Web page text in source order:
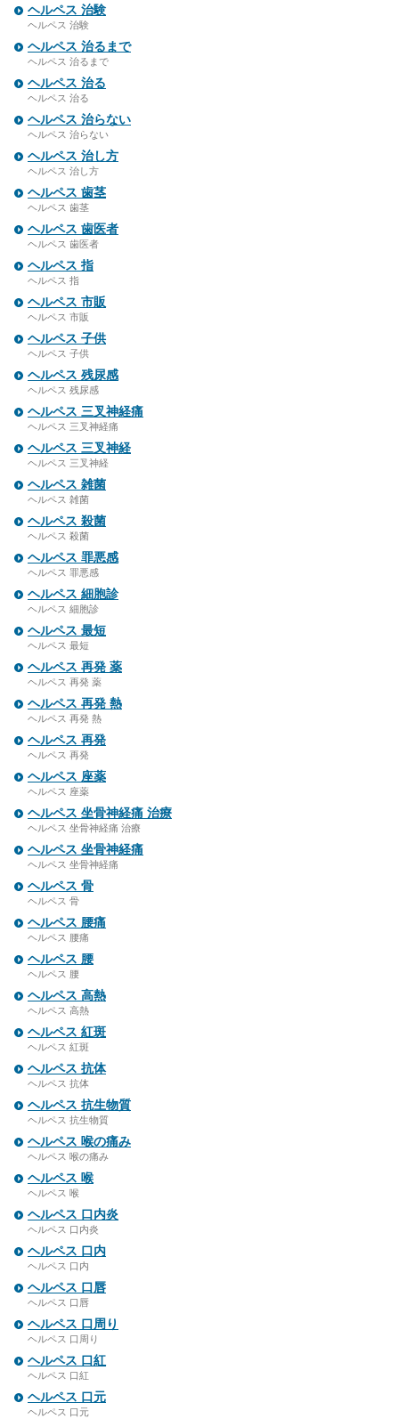
ヘルペス 治験
ヘルペス 治験
ヘルペス 治るまで
ヘルペス 治るまで
ヘルペス 治る
ヘルペス 治る
ヘルペス 治らない
ヘルペス 治らない
ヘルペス 治し方
ヘルペス 治し方
ヘルペス 歯茎
ヘルペス 歯茎
ヘルペス 歯医者
ヘルペス 歯医者
ヘルペス 指
ヘルペス 指
ヘルペス 市販
ヘルペス 市販
ヘルペス 子供
ヘルペス 子供
ヘルペス 残尿感
ヘルペス 残尿感
ヘルペス 三叉神経痛
ヘルペス 三叉神経痛
ヘルペス 三叉神経
ヘルペス 三叉神経
ヘルペス 雑菌
ヘルペス 雑菌
ヘルペス 殺菌
ヘルペス 殺菌
ヘルペス 罪悪感
ヘルペス 罪悪感
ヘルペス 細胞診
ヘルペス 細胞診
ヘルペス 最短
ヘルペス 最短
ヘルペス 再発 薬
ヘルペス 再発 薬
ヘルペス 再発 熱
ヘルペス 再発 熱
ヘルペス 再発
ヘルペス 再発
ヘルペス 座薬
ヘルペス 座薬
ヘルペス 坐骨神経痛 治療
ヘルペス 坐骨神経痛 治療
ヘルペス 坐骨神経痛
ヘルペス 坐骨神経痛
ヘルペス 骨
ヘルペス 骨
ヘルペス 腰痛
ヘルペス 腰痛
ヘルペス 腰
ヘルペス 腰
ヘルペス 高熱
ヘルペス 高熱
ヘルペス 紅斑
ヘルペス 紅斑
ヘルペス 抗体
ヘルペス 抗体
ヘルペス 抗生物質
ヘルペス 抗生物質
ヘルペス 喉の痛み
ヘルペス 喉の痛み
ヘルペス 喉
ヘルペス 喉
ヘルペス 口内炎
ヘルペス 口内炎
ヘルペス 口内
ヘルペス 口内
ヘルペス 口唇
ヘルペス 口唇
ヘルペス 口周り
ヘルペス 口周り
ヘルペス 口紅
ヘルペス 口紅
ヘルペス 口元
ヘルペス 口元